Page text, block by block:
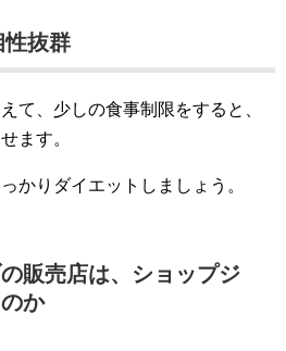
性抜群
て、少しの食事制限をすると、
ます。
かりダイエットしましょう。
販売店は、ショップジ
か